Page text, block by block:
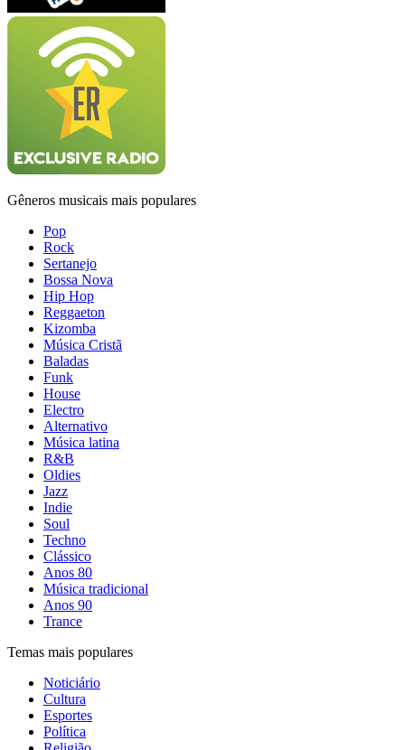
Gêneros musicais mais populares
Pop
Rock
Sertanejo
Bossa Nova
Hip Hop
Reggaeton
Kizomba
Música Cristã
Baladas
Funk
House
Electro
Alternativo
Música latina
R&B
Oldies
Jazz
Indie
Soul
Techno
Clássico
Anos 80
Música tradicional
Anos 90
Trance
Temas mais populares
Noticiário
Cultura
Esportes
Política